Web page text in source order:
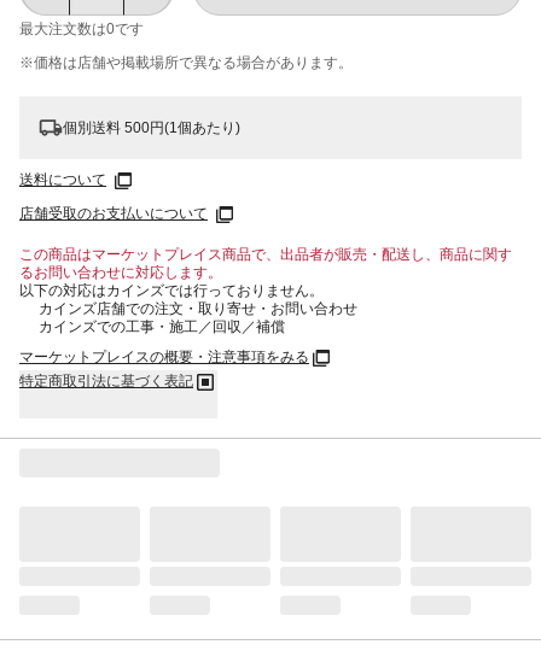
最大注文数は0です
※価格は​店舗や​掲載場所で​異なる​場合が​あります。
個別送料 500円(1個あたり)
送料について
店舗受取のお支払いについて
この商品はマーケットプレイス商品で、出品者が販売・配送し、商品に関す
るお問い合わせに対応します。
以下の対応はカインズでは行っておりません。
カインズ店舗での注文・取り寄せ・お問い合わせ
カインズでの工事・施工／回収／補償
マーケットプレイスの概要・注意事項をみる
特定商取引法に基づく表記